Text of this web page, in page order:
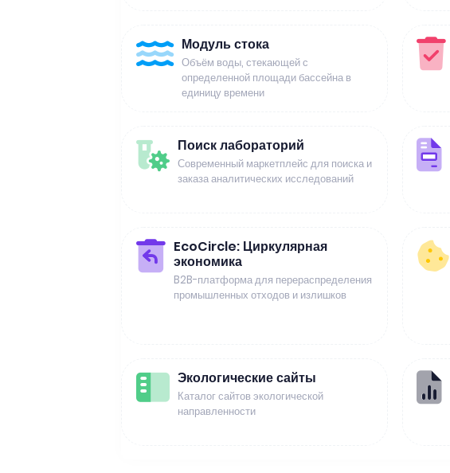
Модуль стока
Объём воды, стекающей с
определенной площади бассейна в
единицу времени
Поиск лабораторий
Современный маркетплейс для поиска и
заказа аналитических исследований
EcoCircle: Циркулярная
экономика
B2B-платформа для перераспределения
промышленных отходов и излишков
Экологические сайты
Каталог сайтов экологической
направленности